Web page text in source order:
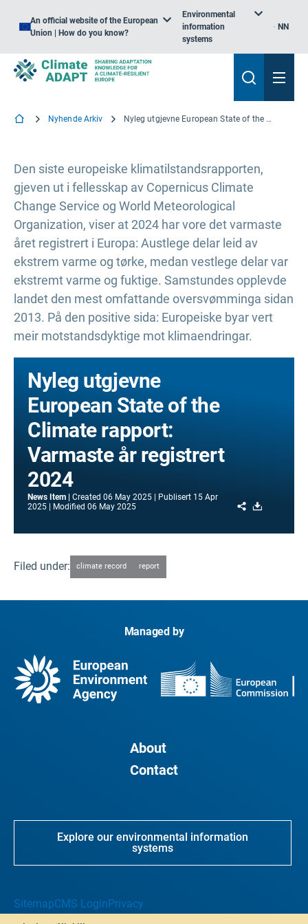
An official website of the European
Union | How do you know?
Environmental
information
systems
NN
Nyhende Arkiv Nyleg utgjevne European State of the Climate rapport: Varmaste år registrert 2024
Den siste europeiske klimatilstandsrapporten,
gjeven ut i fellesskap av Copernicus Climate
Change Service og World Meteorological
Organization, viser at 2024 har vore det varmaste
året registrert i Europa: Austlege delar leid av
ekstrem varme og tørke, medan vestlege delar var
ekstremt varme og fuktige. Samstundes opplevde
landet den mest omfattande oversvømminga sidan
2013. På den positive sida: Europeiske byar vert
meir motstandsdyktige mot klimaendringar.
Nyleg utgjevne
European State of the
Climate rapport:
Varmaste år registrert
2024
News Item Created 06 May 2025 Publisert 15 Apr
2025
Modified 06 May 2025 Share
Filed under: climate record report
Managed by
About
Contact
Explore our environmental information
systems
SitemapCMS Login Privacy